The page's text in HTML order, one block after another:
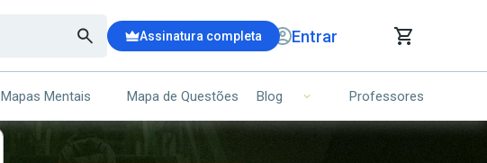
Assinatura completa Entrar
CARRINHO DE COMPRAS
Mapas Mentais Mapa de Questões Blog Professores